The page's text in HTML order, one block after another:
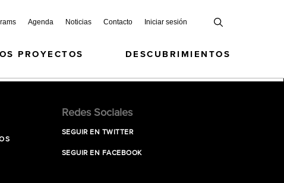
Agenda Noticias Contacto Iniciar sesión
PROYECTOS DESCUBRIMIENTOS
Redes Sociales
SEGUIR EN TWITTER
SEGUIR EN FACEBOOK